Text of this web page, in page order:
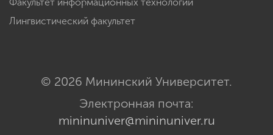
Лингвистический факультет
© 2026 Мининский Университет.
Электронная почта:
mininuniver@mininuniver.ru